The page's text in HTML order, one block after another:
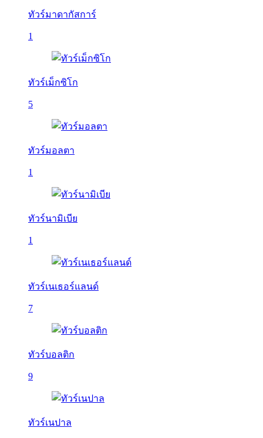
ทัวร์มาดากัสการ์
1
ทัวร์เม็กซิโก
5
ทัวร์มอลตา
1
ทัวร์นามิเบีย
1
ทัวร์เนเธอร์แลนด์
7
ทัวร์บอลติก
9
ทัวร์เนปาล